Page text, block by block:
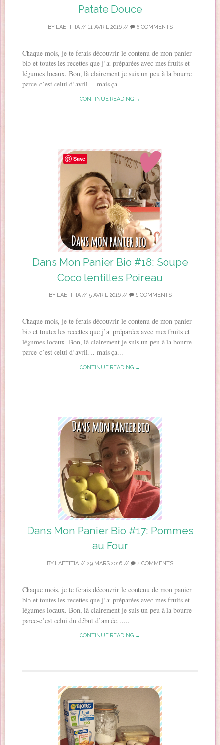
Patate Douce
BY LAETITIA// 11 AVRIL 2016// 6 COMMENTS
Chaque mois, je te ferais découvrir le contenu de mon panier
bio et toutes les recettes que j’ai préparées avec mes fruits et
légumes locaux. Bon, là clairement je suis un peu à la bourre
parce-c’est celui d’avril… mais ça...
CONTINUE READING →
Dans Mon Panier Bio #18: Soupe
Coco lentilles Poireau
BY LAETITIA// 5 AVRIL 2016// 6 COMMENTS
Chaque mois, je te ferais découvrir le contenu de mon panier
bio et toutes les recettes que j’ai préparées avec mes fruits et
légumes locaux. Bon, là clairement je suis un peu à la bourre
parce-c’est celui d’avril… mais ça...
CONTINUE READING →
Dans Mon Panier Bio #17: Pommes
au Four
BY LAETITIA // 29 MARS 2016 // 4 COMMENTS
Chaque mois, je te ferais découvrir le contenu de mon panier
bio et toutes les recettes que j’ai préparées avec mes fruits et
légumes locaux. Bon, là clairement je suis un peu à la bourre
parce-c’est celui du début d’année…...
CONTINUE READING →
Save